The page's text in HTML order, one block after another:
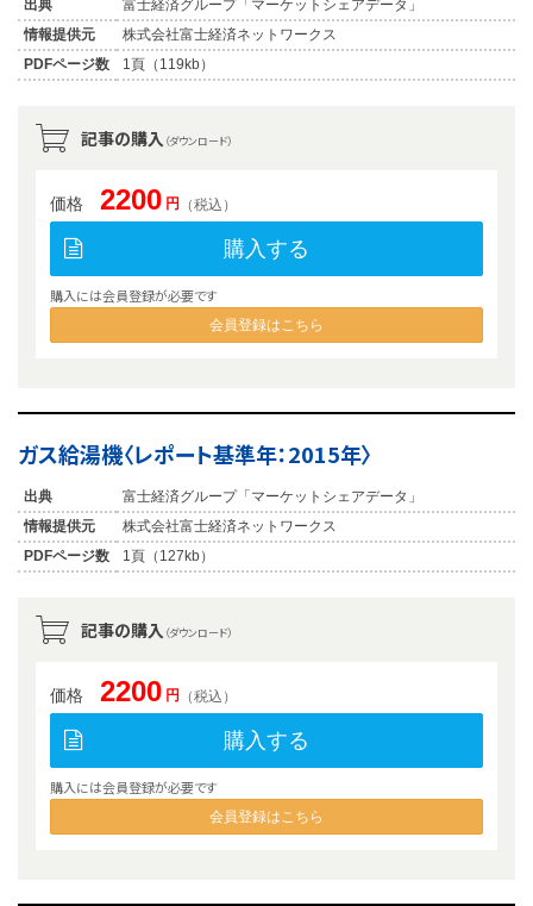
出典
富士経済グループ「マーケットシェアデータ」
情報提供元
株式会社富士経済ネットワークス
PDFページ数
1頁（119kb）
記事の購入 （ダウンロード）
価格 2200 円 （税込）
購入する
購入には会員登録が必要です
会員登録はこちら
ガス給湯機〈レポート基準年：2015年〉
出典
富士経済グループ「マーケットシェアデータ」
情報提供元
株式会社富士経済ネットワークス
PDFページ数
1頁（127kb）
記事の購入 （ダウンロード）
価格 2200 円 （税込）
購入する
購入には会員登録が必要です
会員登録はこちら